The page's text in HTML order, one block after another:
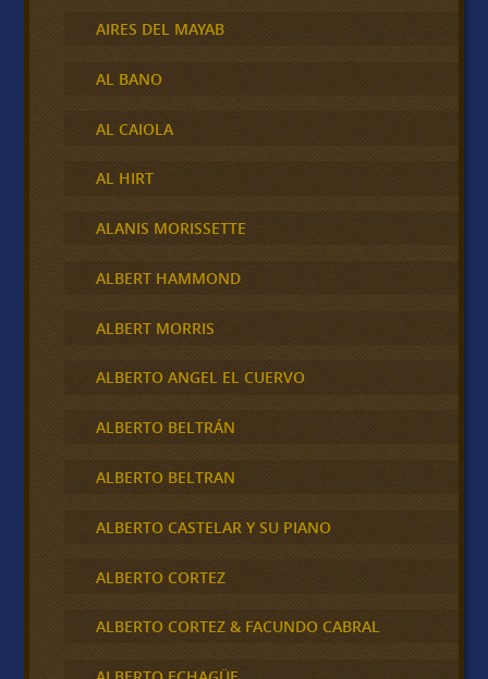
AIRES DEL MAYAB
AL BANO
AL CAIOLA
AL HIRT
ALANIS MORISSETTE
ALBERT HAMMOND
ALBERT MORRIS
ALBERTO ANGEL EL CUERVO
ALBERTO BELTRÁN
ALBERTO BELTRAN
ALBERTO CASTELAR Y SU PIANO
ALBERTO CORTEZ
ALBERTO CORTEZ & FACUNDO CABRAL